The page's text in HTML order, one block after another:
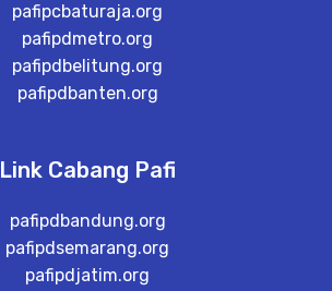
pafipcbaturaja.org
pafipdmetro.org
pafipdbelitung.org
pafipdbanten.org
Link Cabang Pafi
pafipdbandung.org
pafipdsemarang.org
pafipdjatim.org